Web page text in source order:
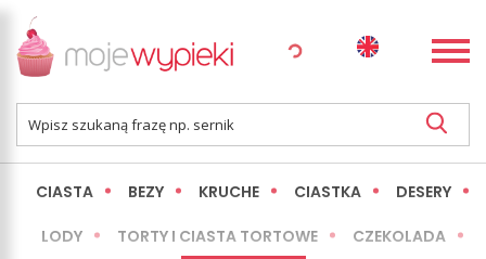
CIASTA BEZY KRUCHE CIASTKA DESERY
LODY TORTY I CIASTA TORTOWE CZEKOLADA